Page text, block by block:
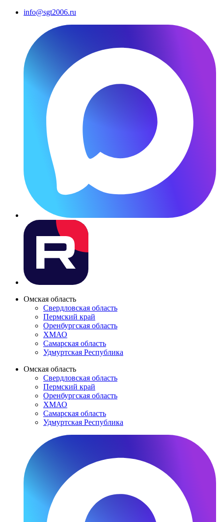
info@sgt2006.ru
Омская область
Свердловская область
Пермский край
Оренбургская область
ХМАО
Самарская область
Удмуртская Республика
Омская область
Свердловская область
Пермский край
Оренбургская область
ХМАО
Самарская область
Удмуртская Республика